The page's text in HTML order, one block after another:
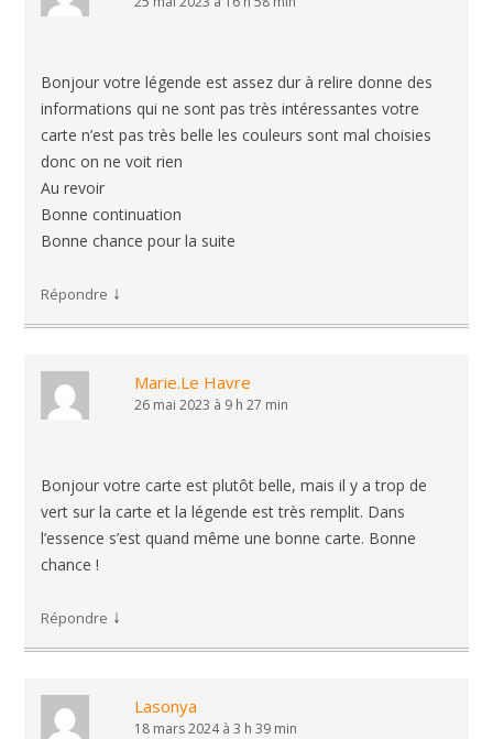
Bonjour votre légende est assez dur à relire donne des
informations qui ne sont pas très intéressantes votre
carte n’est pas très belle les couleurs sont mal choisies
donc on ne voit rien
Au revoir
Bonne continuation
Bonne chance pour la suite
Répondre ↓
Marie.Le Havre
26 mai 2023 à 9 h 27 min
Bonjour votre carte est plutôt belle, mais il y a trop de
vert sur la carte et la légende est très remplit. Dans
l’essence s’est quand même une bonne carte. Bonne
chance !
Répondre ↓
Lasonya
18 mars 2024 à 3 h 39 min